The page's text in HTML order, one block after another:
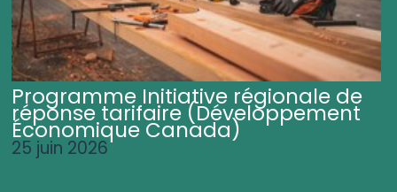
Programme Initiative régionale de
réponse tarifaire (Développement
Économique Canada)
25 juin 2026